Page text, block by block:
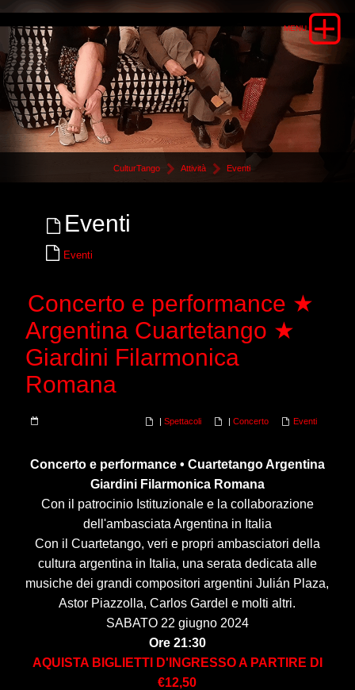
CulturTango Attività Eventi
Eventi
Eventi
Concerto e performance ★
Argentina Cuartetango ★
Giardini Filarmonica
Romana
Eventi
|Concerto
|Spettacoli
Concerto e performance • Cuartetango Argentina
Giardini Filarmonica Romana
Con il patrocinio Istituzionale e la collaborazione
dell'ambasciata Argentina in Italia
Con il Cuartetango, veri e propri ambasciatori della
cultura argentina in Italia, una serata dedicata alle
musiche dei grandi compositori argentini Julián Plaza,
Astor Piazzolla, Carlos Gardel e molti altri.
SABATO 22 giugno 2024
Ore 21:30
AQUISTA BIGLIETTI D'INGRESSO A PARTIRE DI
€12,50